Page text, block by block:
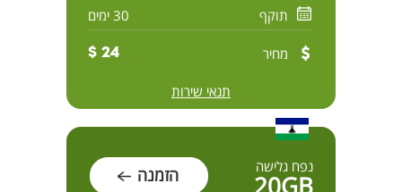
תוקף 30 ימים
מחיר 24 $
תנאי שירות
נפח גלישה הזמנה